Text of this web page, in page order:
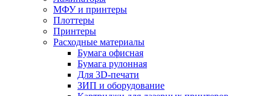
МФУ и принтеры
Плоттеры
Принтеры
Расходные материалы
Бумага офисная
Бумага рулонная
Для 3D-печати
ЗИП и оборудование